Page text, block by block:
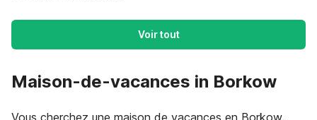
Voir tout
Maison-de-vacances in Borkow
Vous cherchez une maison de vacances en Borkow,